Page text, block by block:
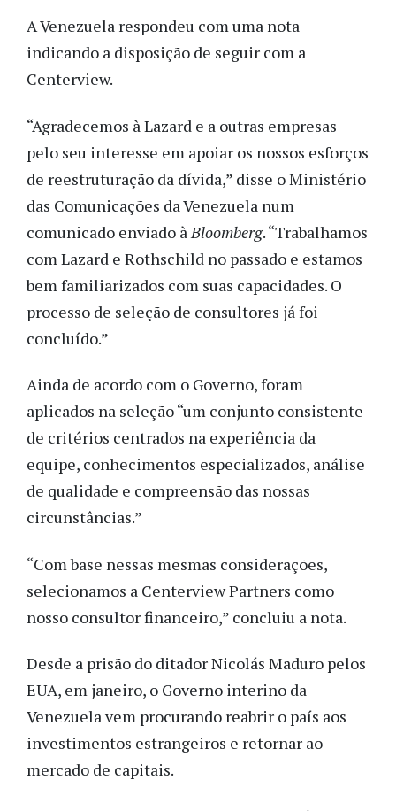
A Venezuela respondeu com uma nota
indicando a disposição de seguir com a
Centerview.
“Agradecemos à Lazard e a outras empresas
pelo seu interesse em apoiar os nossos esforços
de reestruturação da dívida,” disse o Ministério
das Comunicações da Venezuela num
comunicado enviado àBloomberg. “Trabalhamos
com Lazard e Rothschild no passado e estamos
bem familiarizados com suas capacidades. O
processo de seleção de consultores já foi
concluído.”
Ainda de acordo com o Governo, foram
aplicados na seleção “um conjunto consistente
de critérios centrados na experiência da
equipe, conhecimentos especializados, análise
de qualidade e compreensão das nossas
circunstâncias.”
“Com base nessas mesmas considerações,
selecionamos a Centerview Partners como
nosso consultor financeiro,” concluiu a nota.
Desde a prisão do ditador Nicolás Maduro pelos
EUA, em janeiro, o Governo interino da
Venezuela vem procurando reabrir o país aos
investimentos estrangeiros e retornar ao
mercado de capitais.